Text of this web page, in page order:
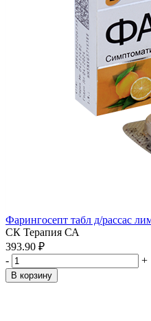
Фарингосепт табл д/рассас
СК Терапия СА
393.90 ₽
-
+
В корзину